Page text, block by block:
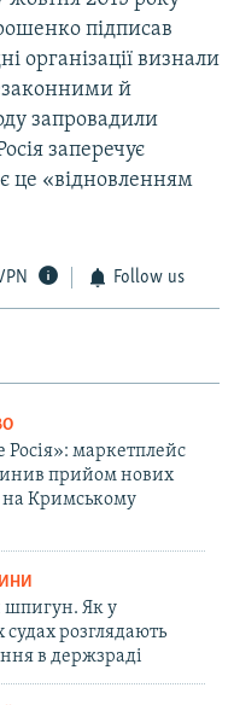
підписав
організації визнали
й
запровадили
заперечує
це «відновленням
Follow us
маркетплейс
прийом нових
на Кримському
шпигун. Як у
розглядають
в держзраді